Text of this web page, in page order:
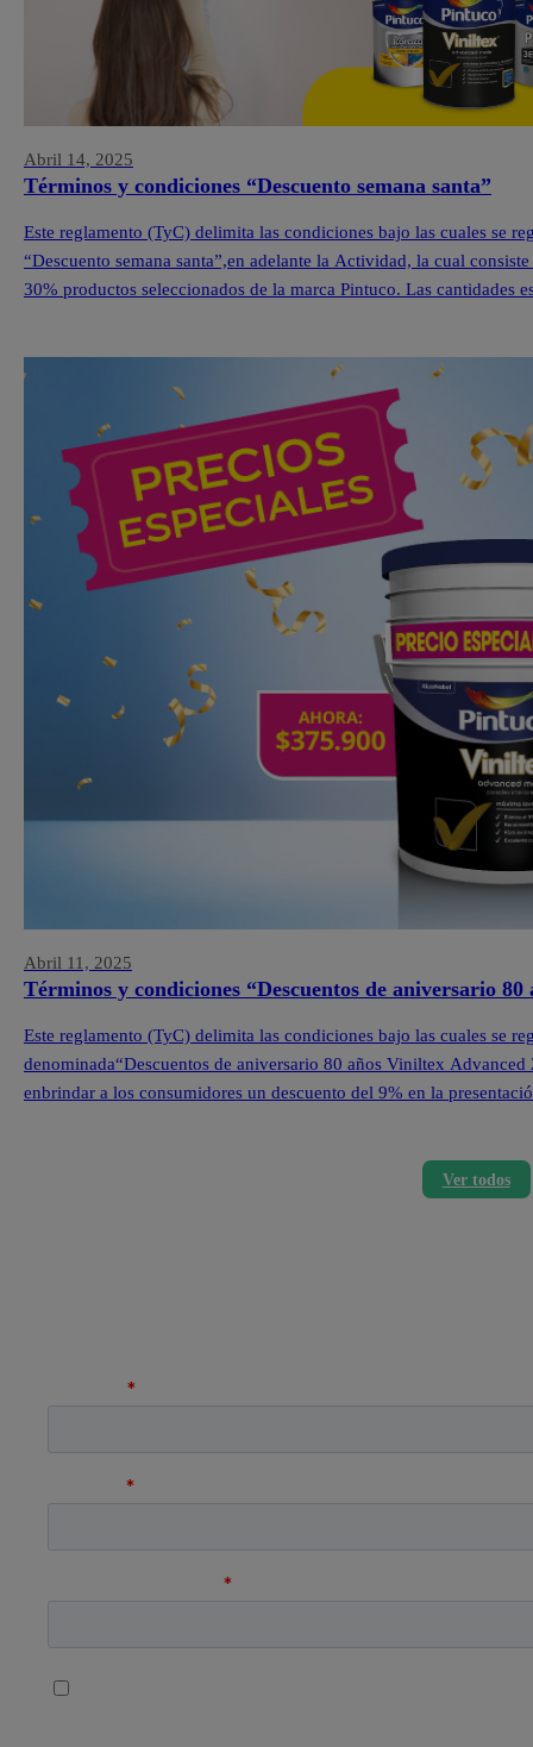
Abril 14, 2025
Términos y condiciones “Descuento semana santa”
Este reglamento (TyC) delimita las condiciones bajo las cuales se
“Descuento semana santa”,en adelante la Actividad, la cual
30% productos seleccionados de la marca Pintuco. Las cantidades
Abril 11, 2025
Términos y condiciones “Descuentos de aniversario
Este reglamento (TyC) delimita las condiciones bajo las cuales se
denominada“Descuentos de aniversario 80 años Viniltex
enbrindar a los consumidores un descuento del 9% en la
Ver todos